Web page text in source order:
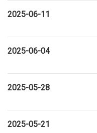
2025-06-11
2025-06-04
2025-05-28
2025-05-21